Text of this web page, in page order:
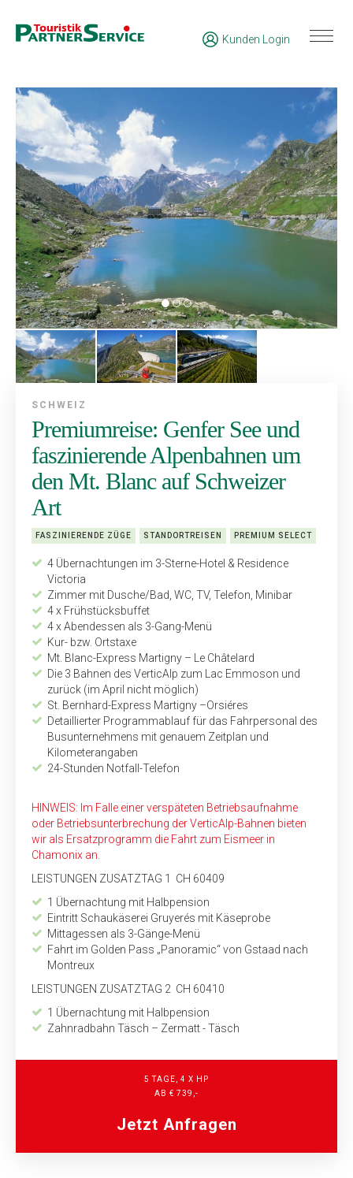
Kunden Login
SCHWEIZ
Premiumreise: Genfer See und
faszinierende Alpenbahnen um
den Mt. Blanc auf Schweizer
Art
FASZINIERENDE ZÜGE STANDORTREISEN PREMIUM SELECT
4 Übernachtungen im 3-Sterne-Hotel & Residence
Victoria
Zimmer mit Dusche/Bad, WC, TV, Telefon, Minibar
4 x Frühstücksbuffet
4 x Abendessen als 3-Gang-Menü
Kur- bzw. Ortstaxe
Mt. Blanc-Express Martigny – Le Châtelard
Die 3 Bahnen des VerticAlp zum Lac Emmoson und
zurück (im April nicht möglich)
St. Bernhard-Express Martigny –Orsiéres
Detaillierter Programmablauf für das Fahrpersonal des
Bus­unternehmens mit genauem Zeitplan und
Kilometerangaben
24-Stunden Notfall-Telefon
HINWEIS: Im Falle einer verspäteten Betriebsaufnahme
oder Betriebsunterbrechung der VerticAlp-Bahnen bieten
wir als Ersatzprogramm die Fahrt zum Eismeer in
Chamonix an.
LEISTUNGEN ZUSATZTAG 1 CH 60409
1 Übernachtung mit Halbpension
Eintritt Schaukäserei Gruyerés mit Käseprobe
Mittagessen als 3-Gänge-Menü
Fahrt im Golden Pass „Panoramic“ von Gstaad nach
Montreux
LEISTUNGEN ZUSATZTAG 2 CH 60410
1 Übernachtung mit Halbpension
Zahnradbahn Täsch – Zermatt - Täsch
5 TAGE, 4 X HP
AB € 739,-
Jetzt Anfragen